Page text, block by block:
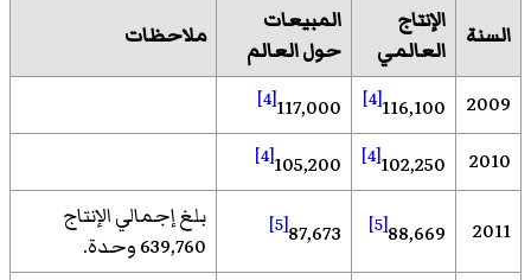
السنة
الإنتاج
العالمي
المبيعات
حول العالم
ملاحظات
2009
116,100
[4]
117,000
[4]
2010
102,250
[4]
105,200
[4]
2011
88,669
[5]
87,673
[5]
بلغ إجمالي الإنتاج
639,760 وحدة.